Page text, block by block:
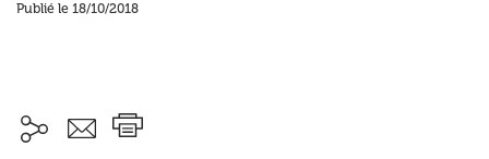
Publié le 18/10/2018